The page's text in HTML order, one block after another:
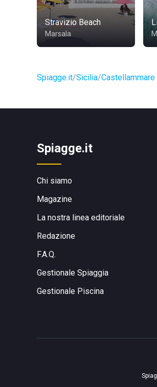
Stravizio Beach
Marsala
Spiagge.it Sicilia
Spiagge.it
Chi siamo
Magazine
La nostra linea editoriale
Redazione
F.A.Q.
Gestionale Spiaggia
Gestionale Piscina